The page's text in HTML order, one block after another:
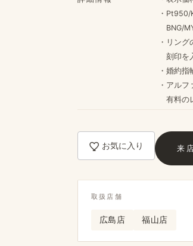
取扱店舗
広島店 福山店
・Pt950/
BNG/
・リン
刻印を​
・婚約
・アル
有料の​
お気に入り 来